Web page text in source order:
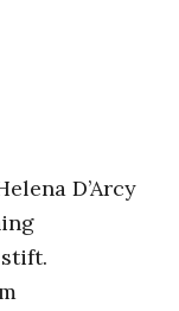
D’Arcy